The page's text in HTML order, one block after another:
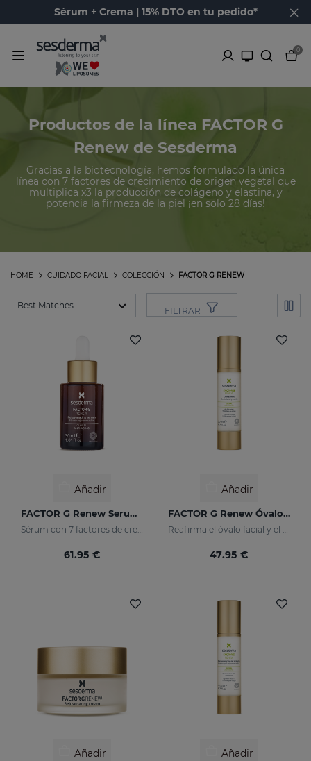
Sérum + Crema | 15% DTO en tu pedido*
0
Productos de la línea FACTOR G
Renew de Sesderma
Gracias a la biotecnología, hemos formulado la única
línea con 7 factores de crecimiento de origen vegetal que
multiplica x3 la producción de colágeno y elastina, y
potencia la firmeza de la piel ¡en solo 28 días!
FACTOR G RENEW
COLECCIÓN
CUIDADO FACIAL
HOME
FILTRAR
Añadir
FACTOR G Renew Serum Liposomado
Sérum con 7 factores de crecimiento
61.95 €
Añadir
FACTOR G Renew Óvalo Facial & Cuello
Reafirma el óvalo facial y el cuello
47.95 €
Añadir Añadir